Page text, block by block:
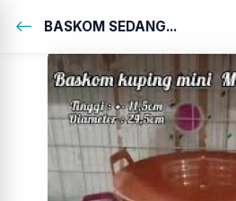
BASKOM SEDANG...